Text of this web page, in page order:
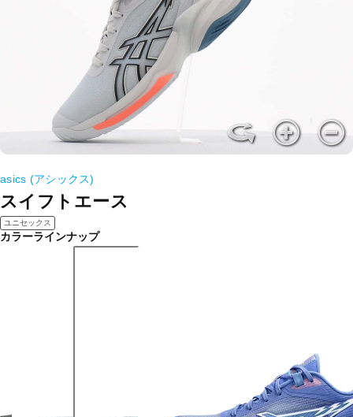
asics (アシックス)
スイフトエース
ユニセックス
カラーラインナップ